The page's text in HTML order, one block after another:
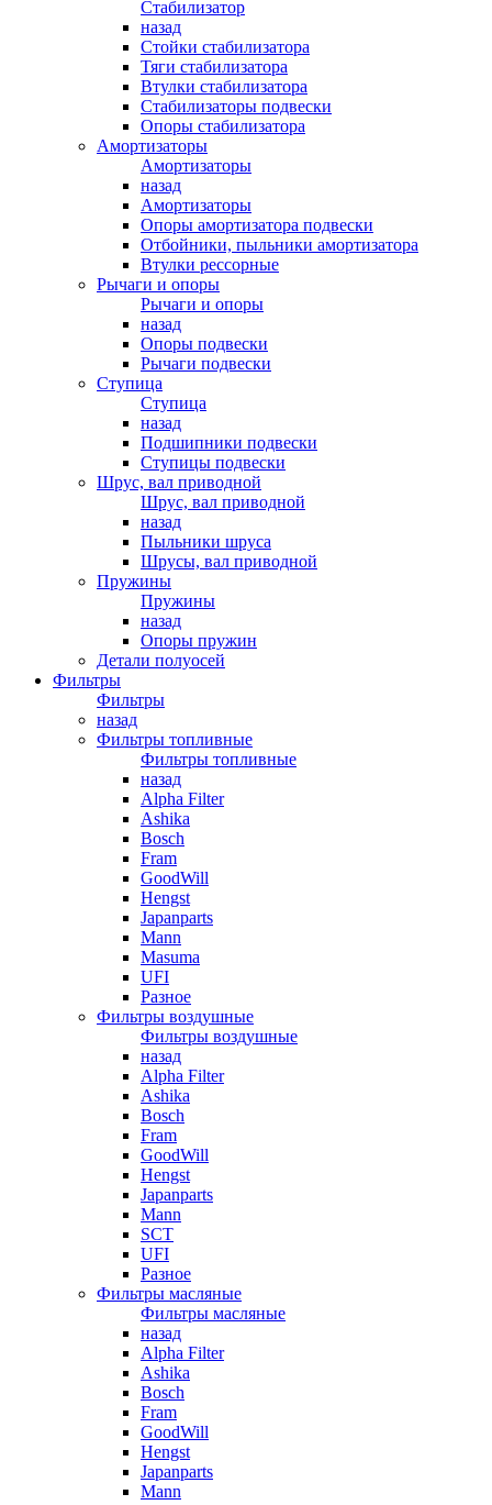
Стабилизатор
назад
Стойки стабилизатора
Тяги стабилизатора
Втулки стабилизатора
Стабилизаторы подвески
Опоры стабилизатора
Амортизаторы
Амортизаторы
назад
Амортизаторы
Опоры амортизатора подвески
Отбойники, пыльники амортизатора
Втулки рессорные
Рычаги и опоры
Рычаги и опоры
назад
Опоры подвески
Рычаги подвески
Ступица
Ступица
назад
Подшипники подвески
Ступицы подвески
Шрус, вал приводной
Шрус, вал приводной
назад
Пыльники шруса
Шрусы, вал приводной
Пружины
Пружины
назад
Опоры пружин
Детали полуосей
Фильтры
Фильтры
назад
Фильтры топливные
Фильтры топливные
назад
Alpha Filter
Ashika
Bosch
Fram
GoodWill
Hengst
Japanparts
Mann
Masuma
UFI
Разное
Фильтры воздушные
Фильтры воздушные
назад
Alpha Filter
Ashika
Bosch
Fram
GoodWill
Hengst
Japanparts
Mann
SCT
UFI
Разное
Фильтры масляные
Фильтры масляные
назад
Alpha Filter
Ashika
Bosch
Fram
GoodWill
Hengst
Japanparts
Mann